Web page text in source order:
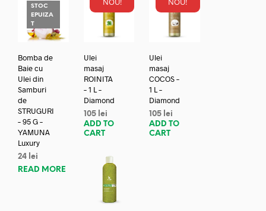
STOC
EPUIZA
T
Bomba de
Baie cu
Ulei din
Samburi
de
STRUGURI
– 95 G –
YAMUNA
Luxury
24 lei
READ MORE
Ulei
masaj
ROINITA
– 1 L –
Diamond
105 lei
ADD TO
CART
Ulei
masaj
COCOS –
1 L –
Diamond
105 lei
ADD TO
CART